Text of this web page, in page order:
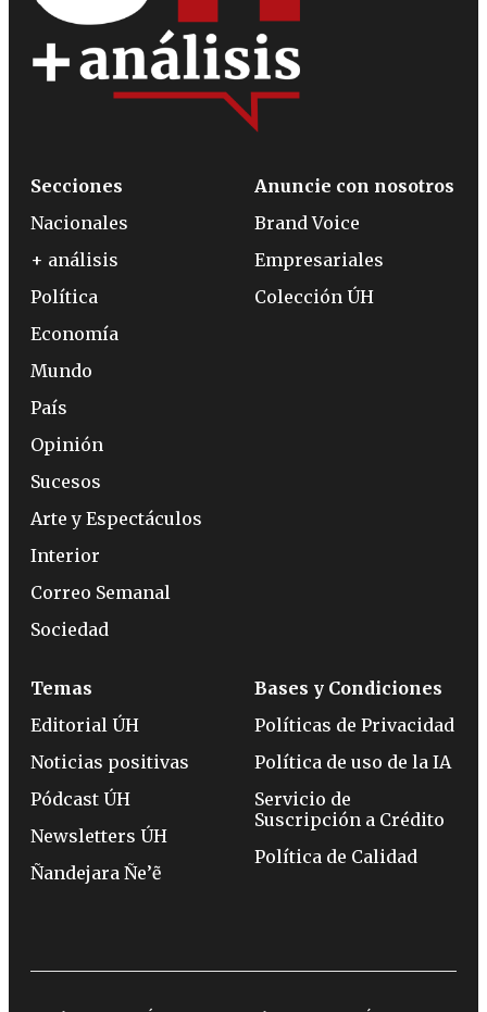
Secciones
Nacionales
+ análisis
Política
Economía
Mundo
País
Opinión
Sucesos
Arte y Espectáculos
Interior
Correo Semanal
Sociedad
Anuncie con nosotros
Brand Voice
Empresariales
Colección ÚH
Temas
Editorial ÚH
Noticias positivas
Pódcast ÚH
Newsletters ÚH
Ñandejara Ñe’ẽ
Bases y Condiciones
Políticas de Privacidad
Política de uso de la IA
Servicio de
Suscripción a Crédito
Política de Calidad